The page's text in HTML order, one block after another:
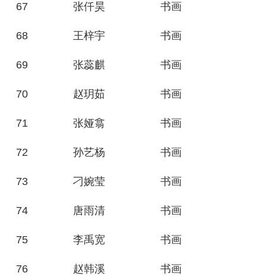
67 张仟昊 书画
68 王梓宇 书画
69 张蕊麒 书画
70 赵玥茹 书画
71 张娅翕 书画
72 孙艺杨 书画
73 刁婉莹 书画
74 唐雨清 书画
75 李禹宽 书画
76 赵韩溪 书画